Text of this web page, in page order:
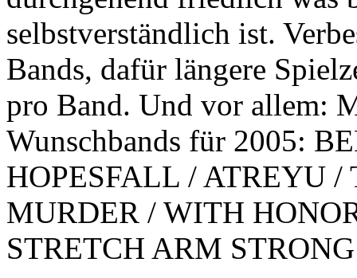
selbstverständlich ist.
Bands, dafür längere
pro Band. Und vor allem:
Wunschbands für 2005:
HOPESFALL / ATREYU
MURDER / WITH
STRETCH ARM